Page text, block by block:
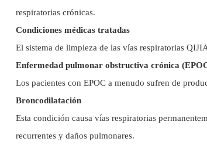
respiratorias crónicas.
Condiciones médicas tratadas
El sistema de limpieza de las vías respiratorias
Enfermedad pulmonar obstructiva crónica
Los pacientes con EPOC a menudo sufren de
Broncodilatación
Esta condición causa vías respiratorias
recurrentes y daños pulmonares.